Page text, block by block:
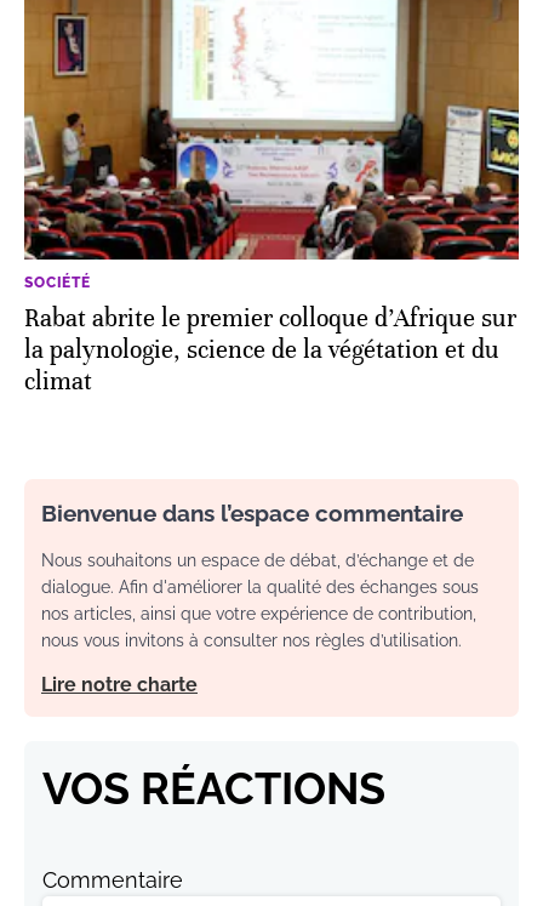
SOCIÉTÉ
Rabat abrite le premier colloque d’Afrique sur
la palynologie, science de la végétation et du
climat
Bienvenue dans l’espace commentaire
Nous souhaitons un espace de débat, d’échange et de
dialogue. Afin d'améliorer la qualité des échanges sous
nos articles, ainsi que votre expérience de contribution,
nous vous invitons à consulter nos règles d’utilisation.
Lire notre charte
VOS RÉACTIONS
Commentaire